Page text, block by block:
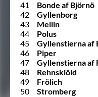
41
Bonde af Björnö
42
Gyllenborg
43
Mellin
44
Polus
45
Gyllenstierna af
46
Piper
47
Gyllenstierna af
48
Rehnskiöld
49
Frölich
50
Stromberg